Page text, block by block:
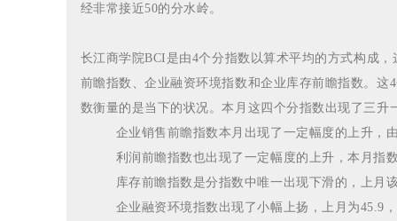
经非常接近50的分水岭。
长江商学院BCI是由4个分指数以算术平均的方式构成
前瞻指数、企业融资环境指数和企业库存前瞻指数。这
数衡量的是当下的状况。本月这四个分指数出现了三升
企业销售前瞻指数本月出现了一定幅度的上升，
利润前瞻指数也出 现了一定幅度的上升，本月指
库存前瞻指数是分指数中唯一出现下滑的，上月
企业融资环境指数出现了小幅上扬，上月为45.9